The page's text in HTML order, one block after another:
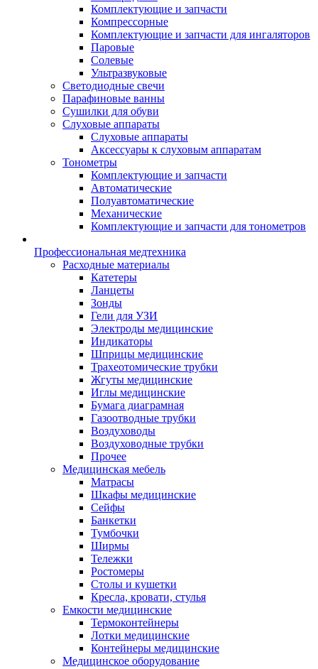
Комплектующие и запчасти
Компрессорные
Комплектующие и запчасти для ингаляторов
Паровые
Солевые
Ультразвуковые
Светодиодные свечи
Парафиновые ванны
Сушилки для обуви
Слуховые аппараты
Слуховые аппараты
Аксессуары к слуховым аппаратам
Тонометры
Комплектующие и запчасти
Автоматические
Полуавтоматические
Механические
Комплектующие и запчасти для тонометров
Профессиональная медтехника
Расходные материалы
Катетеры
Ланцеты
Зонды
Гели для УЗИ
Электроды медицинские
Индикаторы
Шприцы медицинские
Трахеотомические трубки
Жгуты медицинские
Иглы медицинские
Бумага диаграмная
Газоотводные трубки
Воздуховоды
Воздуховодные трубки
Прочее
Медицинская мебель
Матрасы
Шкафы медицинские
Сейфы
Банкетки
Тумбочки
Ширмы
Тележки
Ростомеры
Столы и кушетки
Кресла, кровати, стулья
Емкости медицинские
Термоконтейнеры
Лотки медицинские
Контейнеры медицинские
Медицинское оборудование